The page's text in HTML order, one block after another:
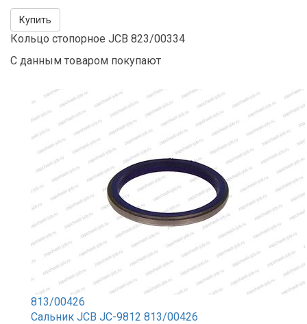
Купить
Кольцо стопорное JCB 823/00334
С данным товаром покупают
813/00426
Сальник JCB JC-9812 813/00426